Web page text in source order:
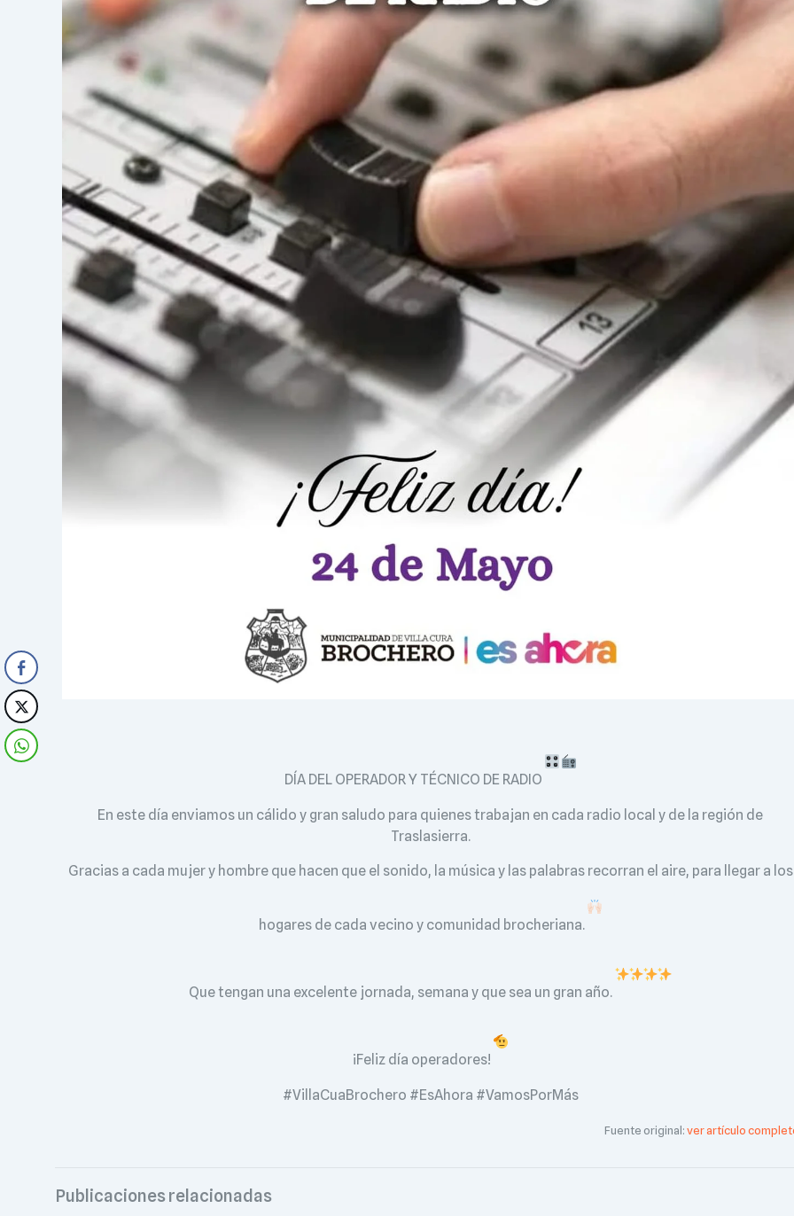
DÍA DEL OPERADOR Y TÉCNICO DE RADIO
En este día enviamos un cálido y gran saludo para quienes trabajan en cada radio local y de la región de
Traslasierra.
Gracias a cada mujer y hombre que hacen que el sonido, la música y las palabras recorran el aire, para llegar a los
hogares de cada vecino y comunidad brocheriana.
Que tengan una excelente jornada, semana y que sea un gran año.
¡Feliz día operadores!
#VillaCuaBrochero #EsAhora #VamosPorMás
Fuente original:ver artículo
Publicaciones relacionadas